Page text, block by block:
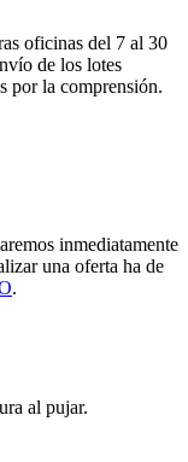
oficinas del 7 al 30
de los lotes
por la comprensión.
inmediatamente
una oferta ha de
.
al pujar.